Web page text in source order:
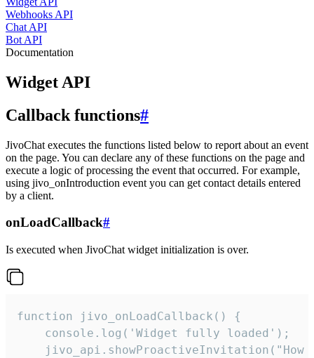
Webhooks API
Chat API
Bot API
Documentation
Widget API
Callback functions#
JivoChat executes the functions listed below to report about an event
on the page. You can declare any of these functions on the page and
execute a logic of processing the event that occurred. For example,
using jivo_onIntroduction event you can get contact details entered
by a client.
onLoadCallback#
Is executed when JivoChat widget initialization is over.
function jivo_onLoadCallback() {
    console.log('Widget fully loaded');
jivo_api.showProactiveInvitation("How